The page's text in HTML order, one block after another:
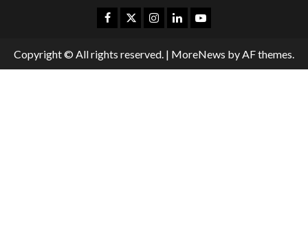
Copyright © All rights reserved. | MoreNews by AF themes.